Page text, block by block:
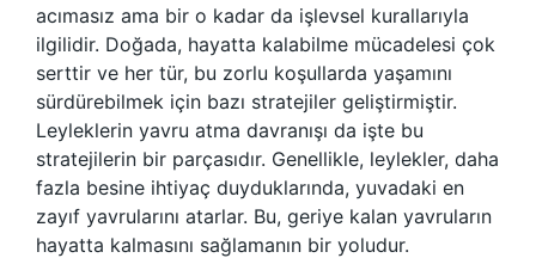
acımasız ama bir o kadar da işlevsel kurallarıyla
ilgilidir. Doğada, hayatta kalabilme mücadelesi çok
serttir ve her tür, bu zorlu koşullarda yaşamını
sürdürebilmek için bazı stratejiler geliştirmiştir.
Leyleklerin yavru atma davranışı da işte bu
stratejilerin bir parçasıdır. Genellikle, leylekler, daha
fazla besine ihtiyaç duyduklarında, yuvadaki en
zayıf yavrularını atarlar. Bu, geriye kalan yavruların
hayatta kalmasını sağlamanın bir yoludur.